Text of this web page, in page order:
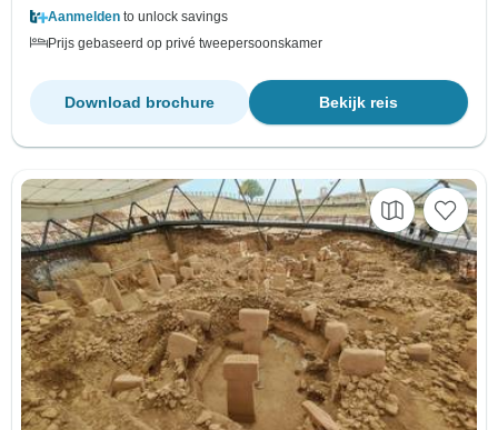
Aanmelden to unlock savings
Prijs gebaseerd op privé tweepersoonskamer
Bekijk reis
Download brochure